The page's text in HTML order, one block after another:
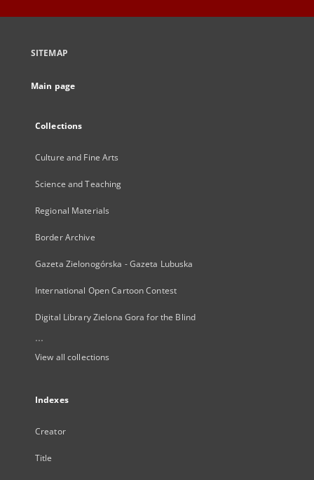
SITEMAP
Main page
Collections
Culture and Fine Arts
Science and Teaching
Regional Materials
Border Archive
Gazeta Zielonogórska - Gazeta Lubuska
International Open Cartoon Contest
Digital Library Zielona Gora for the Blind
...
View all collections
Indexes
Creator
Title